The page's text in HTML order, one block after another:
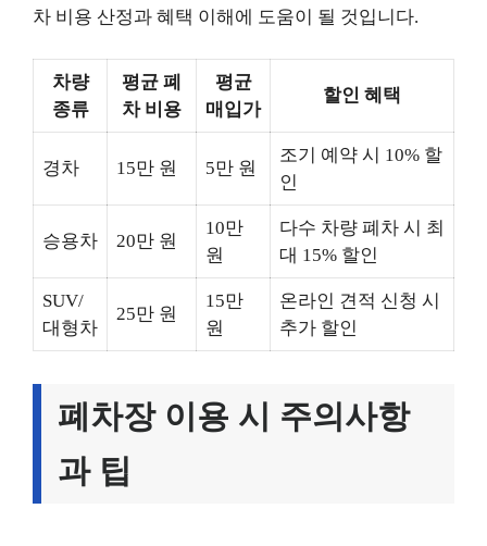
차 비용 산정과 혜택 이해에 도움이 될 것입니다.
차량
종류
평균 폐
차 비용
평균
매입가
할인 혜택
경차 15만 원 5만 원
조기 예약 시 10% 할
인
승용차 20만 원
10만
원
다수 차량 폐차 시 최
대 15% 할인
SUV/
대형차
25만 원
15만
원
온라인 견적 신청 시
추가 할인
폐차장 이용 시 주의사항
과 팁